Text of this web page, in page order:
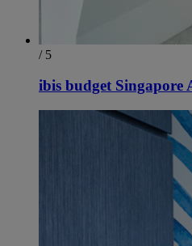
/ 5
ibis budget Singapore